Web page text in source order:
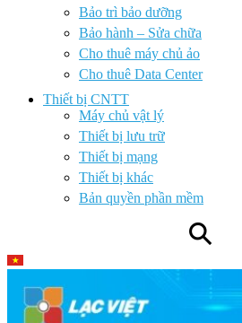
Bảo trì bảo dưỡng
Bảo hành – Sửa chữa
Cho thuê máy chủ ảo
Cho thuê Data Center
Thiết bị CNTT
Máy chủ vật lý
Thiết bị lưu trữ
Thiết bị mạng
Thiết bị khác
Bản quyền phần mềm
⚲